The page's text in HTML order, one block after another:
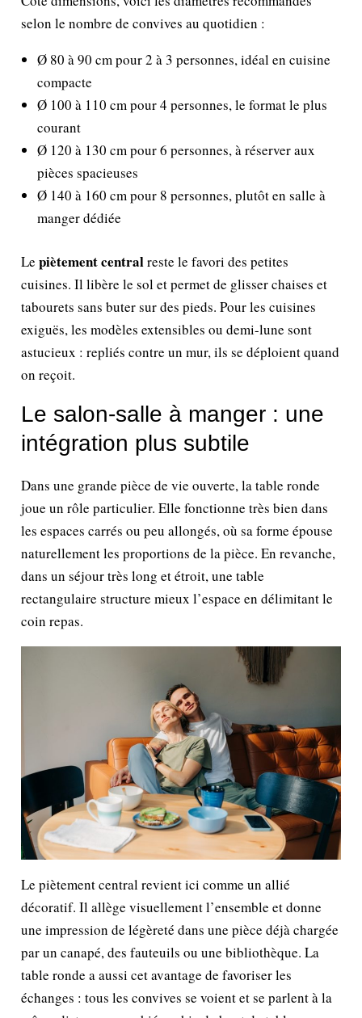
selon le nombre de convives au quotidien :
Ø 80 à 90 cm pour 2 à 3 personnes, idéal en cuisine
compacte
Ø 100 à 110 cm pour 4 personnes, le format le plus
courant
Ø 120 à 130 cm pour 6 personnes, à réserver aux
pièces spacieuses
Ø 140 à 160 cm pour 8 personnes, plutôt en salle à
manger dédiée
Lepiètement centralreste le favori des petites
cuisines. Il libère le sol et permet de glisser chaises et
tabourets sans buter sur des pieds. Pour les cuisines
exiguës, les modèles extensibles ou demi-lune sont
astucieux : repliés contre un mur, ils se déploient quand
on reçoit.
Le salon-salle à manger : une
intégration plus subtile
Dans une grande pièce de vie ouverte, la table ronde
joue un rôle particulier. Elle fonctionne très bien dans
les espaces carrés ou peu allongés, où sa forme épouse
naturellement les proportions de la pièce. En revanche,
dans un séjour très long et étroit, une table
rectangulaire structure mieux l’espace en délimitant le
coin repas.
Le piètement central revient ici comme un allié
décoratif. Il allège visuellement l’ensemble et donne
une impression de légèreté dans une pièce déjà chargée
par un canapé, des fauteuils ou une bibliothèque. La
table ronde a aussi cet avantage de favoriser les
échanges : tous les convives se voient et se parlent à la